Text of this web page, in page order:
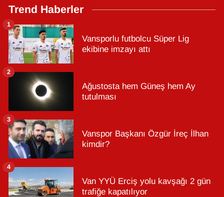
Trend Haberler
Vansporlu futbolcu Süper Lig
ekibine imzayı attı
1
Ağustosta hem Güneş hem Ay
tutulması
2
Vanspor Başkanı Özgür İreç İlhan
kimdir?
3
Van YYÜ Erciş yolu kavşağı 2 gün
trafiğe kapatılıyor
4